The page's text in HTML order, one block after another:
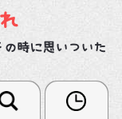
時に思いついた